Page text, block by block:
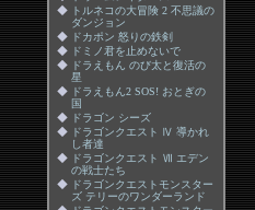
◆ トルネコの大冒険 2 不思議の
ダンジョン
◆ ドカポン 怒りの鉄剣
◆ ドミノ君を止めないで
◆ ドラえもん のび太と復活の
星
◆ ドラえもん2 SOS! おとぎの
国
◆ ドラゴン シーズ
◆ ドラゴンクエスト Ⅳ 導かれ
し者達
◆ ドラゴンクエスト Ⅶ エデン
の戦士たち
◆ ドラゴンクエストモンスター
ズ テリーのワンダーランド